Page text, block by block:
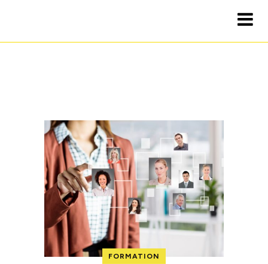
FORMATION